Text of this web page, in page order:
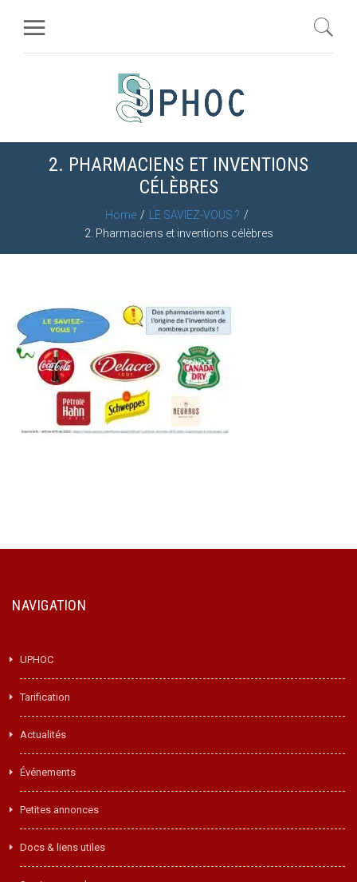
2. PHARMACIENS ET INVENTIONS
CÉLÈBRES
Home
LE SAVIEZ-VOUS ?
2. Pharmaciens et inventions célèbres
NAVIGATION
UPHOC
Tarification
Actualités
Événements
Petites annonces
Docs & liens utiles